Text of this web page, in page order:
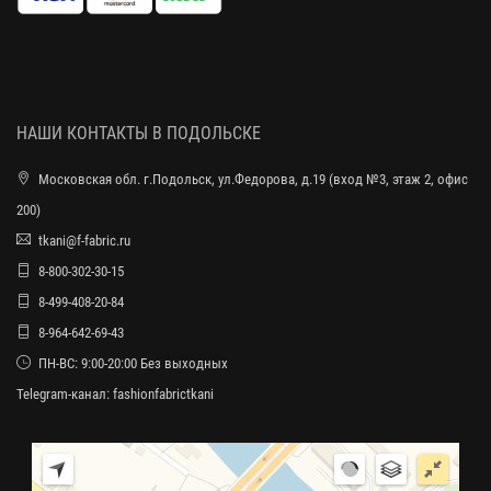
НАШИ КОНТАКТЫ В ПОДОЛЬСКЕ
Московская обл. г.Подольск, ул.Федорова, д.19 (вход №3, этаж 2, офис
200)
tkani@f-fabric.ru
8-800-302-30-15
8-499-408-20-84
8-964-642-69-43
ПН-ВС: 9:00-20:00 Без выходных
Telegram-канал: fashionfabrictkani